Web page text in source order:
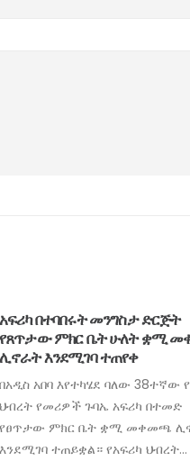
3 ሺህ 400 ኢትዮጵያውያን ከሳዑዲ
ሀገራቸው መመለሳቸው ተገለጸ
በሳዑዲ ዓረቢያ በአስቸጋሪ ሁኔታ ውስጥ
ሺህ 400 ኢትዮጵያውያን ወደ
መመለሳቸው ተገለጸ። በሳምንቱ ውስጥ
9 ዙር በረራ...
read more